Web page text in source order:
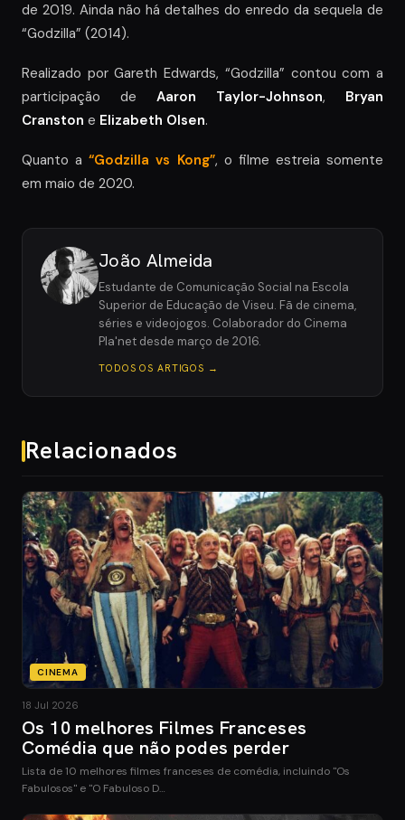
de 2019. Ainda não há detalhes do enredo da sequela de
“Godzilla” (2014).
Realizado por Gareth Edwards, “Godzilla” contou com a
participação de Aaron Taylor-Johnson, Bryan
Cranston e Elizabeth Olsen.
Quanto a“Godzilla vs Kong”, o filme estreia somente
em maio de 2020.
João Almeida
Estudante de Comunicação Social na Escola
Superior de Educação de Viseu. Fã de cinema,
séries e videojogos. Colaborador do Cinema
Pla'net desde março de 2016.
TODOS OS ARTIGOS →
Relacionados
CINEMA
18 Jul 2026
Os 10 melhores Filmes Franceses
Comédia que não podes perder
Lista de 10 melhores filmes franceses de comédia, incluindo "Os
Fabulosos" e "O Fabuloso D…